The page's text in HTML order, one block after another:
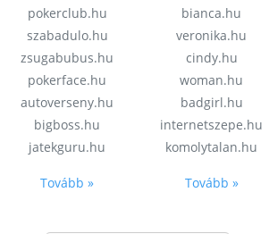
pokerclub.hu
szabadulo.hu
zsugabubus.hu
pokerface.hu
autoverseny.hu
bigboss.hu
jatekguru.hu
Tovább »
bianca.hu
veronika.hu
cindy.hu
woman.hu
badgirl.hu
internetszepe.hu
komolytalan.hu
Tovább »